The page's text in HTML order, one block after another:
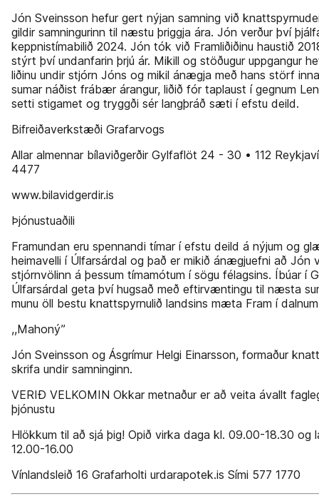
Jón Sveinsson hefur gert nýjan samning við
gildir samningurinn til næstu þriggja ára. Jón verður því
keppnistímabilið 2024. Jón tók við Framliðiðinu haustið
stýrt því undanfarin þrjú ár. Mikill og stöðugur uppgangur
liðinu undir stjórn Jóns og mikil ánægja með hans störf
sumar náðist frábær árangur, liðið fór taplaust í gegnum
setti stigamet og tryggði sér langþráð sæti í efstu deild.
Bifreiðaverkstæði Grafarvogs
Allar almennar bílaviðgerðir Gylfaflöt 24 - 30 • 112
4477
www.bilavidgerdir.is
Þjónustuaðili
Framundan eru spennandi tímar í efstu deild á nýjum og
heimavelli í Úlfarsárdal og það er mikið ánægjuefni að Jón
stjórnvölinn á þessum tímamótum í sögu félagsins. Íbúar í
Úlfarsárdal geta því hugsað með eftirvæntingu til næsta
munu öll bestu knattspyrnulið landsins mæta Fram í
,,Mahoný’’
Jón Sveinsson og Ásgrímur Helgi Einarsson, formaður
skrifa undir samninginn.
VERIÐ VELKOMIN Okkar metnaður er að veita ávallt
þjónustu
Hlökkum til að sjá þig! Opið virka daga kl. 09.00-18.30 og
12.00-16.00
Vínlandsleið 16 Grafarholti urdarapotek.is Sími 577 1770